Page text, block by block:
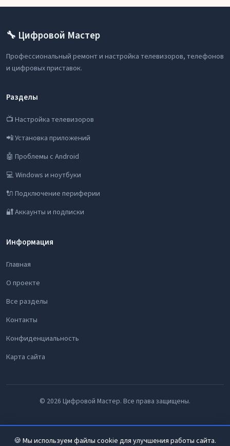
🔧 Цифровой Мастер
Профессиональный ремонт и настройка телевизоров, телефонов
и цифровых приставок.
Разделы
📺 Настройка телевизоров
📲 Установка приложений
🤖 Проблемы с Android
💻 Windows и ноутбуки
🔌 Подключение периферии
🔐 Аккаунты и подписки
Информация
Главная
О проекте
Все разделы
Контакты
Конфиденциальность
Карта сайта
© 2026 Цифровой Мастер. Все права защищены.
🍪 Мы используем файлы cookie для улучшения работы сайта.